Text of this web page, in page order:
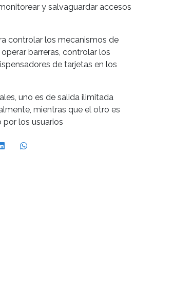
y salvaguardar accesos
controlar los mecanismos de
barreras, controlar los
de tarjetas en los
uno es de salida ilimitada
mientras que el otro es
los usuarios